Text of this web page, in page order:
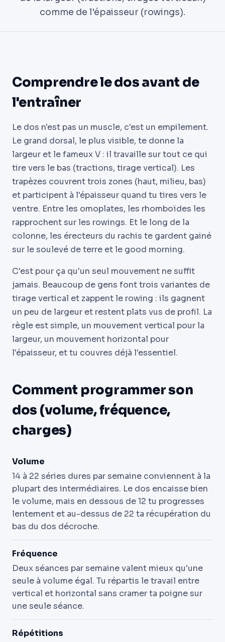
comme de l'épaisseur (rowings).
Comprendre le dos avant de
l'entraîner
Le dos n'est pas un muscle, c'est un empilement.
Le grand dorsal, le plus visible, te donne la
largeur et le fameux V : il travaille sur tout ce qui
tire vers le bas (tractions, tirage vertical). Les
trapèzes couvrent trois zones (haut, milieu, bas)
et participent à l'épaisseur quand tu tires vers le
ventre. Entre les omoplates, les rhomboïdes les
rapprochent sur les rowings. Et le long de la
colonne, les érecteurs du rachis te gardent gainé
sur le soulevé de terre et le good morning.
C'est pour ça qu'un seul mouvement ne suffit
jamais. Beaucoup de gens font trois variantes de
tirage vertical et zappent le rowing : ils gagnent
un peu de largeur et restent plats vus de profil. La
règle est simple, un mouvement vertical pour la
largeur, un mouvement horizontal pour
l'épaisseur, et tu couvres déjà l'essentiel.
Comment programmer son
dos (volume, fréquence,
charges)
Volume
14 à 22 séries dures par semaine conviennent à la
plupart des intermédiaires. Le dos encaisse bien
le volume, mais en dessous de 12 tu progresses
lentement et au-dessus de 22 ta récupération du
bas du dos décroche.
Fréquence
Deux séances par semaine valent mieux qu'une
seule à volume égal. Tu répartis le travail entre
vertical et horizontal sans cramer ta poigne sur
une seule séance.
Répétitions